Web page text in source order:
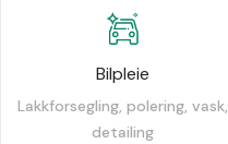
Bilpleie
Lakkforsegling, polering, vask,
detailing